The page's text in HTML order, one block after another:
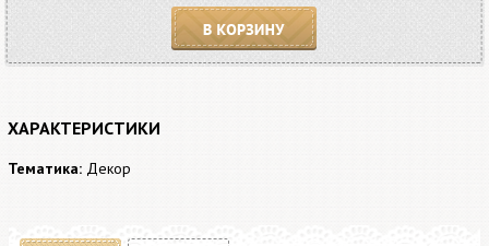
В корзину
ХАРАКТЕРИСТИКИ
Тематика: Декор